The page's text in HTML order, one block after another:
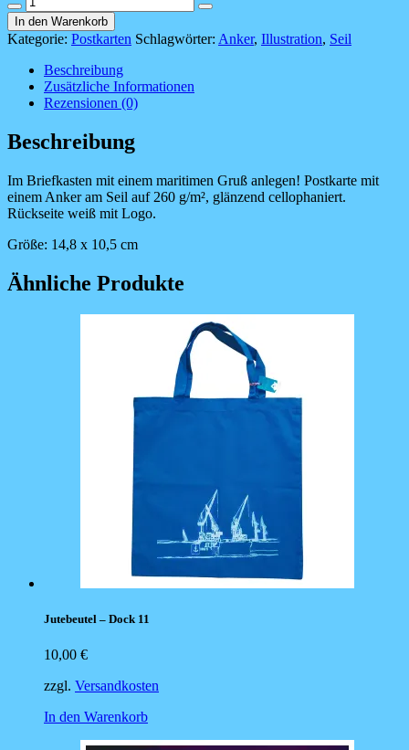
-
Anker
am
Seil
Menge
In den Warenkorb
Kategorie: Postkarten Schlagwörter: Anker, Illustration, Seil
Beschreibung
Zusätzliche Informationen
Rezensionen (0)
Beschreibung
Im Briefkasten mit einem maritimen Gruß anlegen! Postkarte mit
einem Anker am Seil auf 260 g/m², glänzend cellophaniert.
Rückseite weiß mit Logo.
Größe: 14,8 x 10,5 cm
Ähnliche Produkte
Jutebeutel – Dock 11
10,00 €
zzgl. Versandkosten
In den Warenkorb